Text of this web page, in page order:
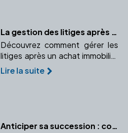
La gestion des litiges après l'achat immobilier : le rôle du notaire
Découvrez comment gérer les
litiges après un achat immobilier
et le rôle crucial du notaire dans
la résolution de ces conflits.
Lire la suite
Anticiper sa succession : conseils pratiques avec un notaire